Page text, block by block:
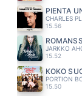
PIENTA
CHARLES
15.56
JARKKO
15.52
KOKO
PORTION
15.50